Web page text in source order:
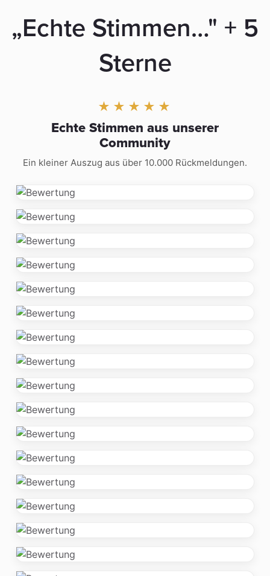
„Echte Stimmen…" + 5
Sterne
★★★★★
Echte Stimmen aus unserer
Community
Ein kleiner Auszug aus über 10.000 Rückmeldungen.